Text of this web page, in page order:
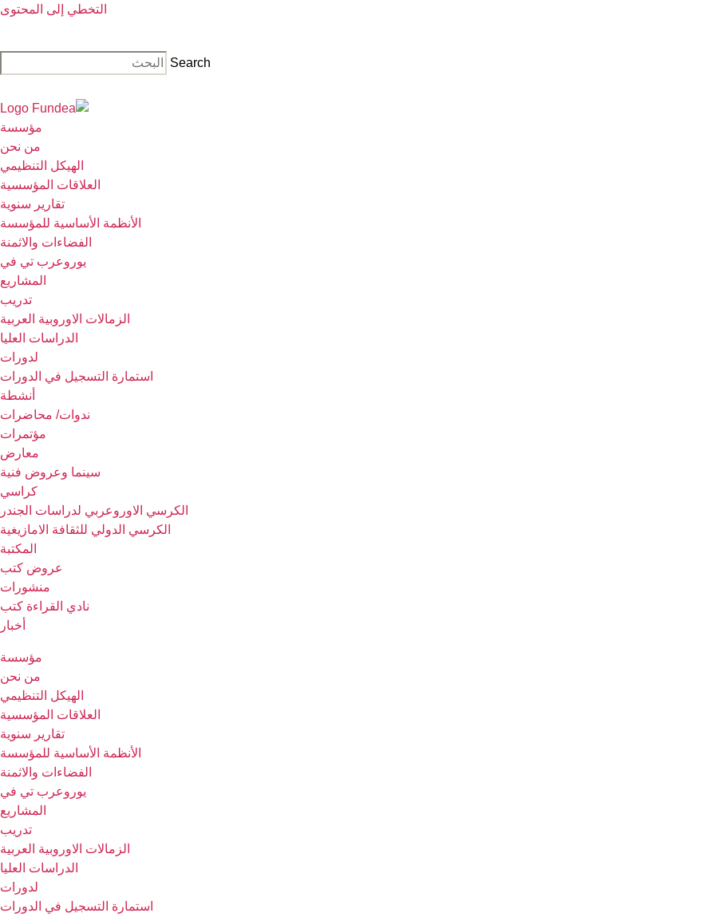
التخطي إلى المحتوى
Search
مؤسسة
من نحن
الهيكل التنظيمي
العلاقات المؤسسية
تقارير سنوية
الأنظمة الأساسية للمؤسسة
الفضاءات والاثمنة
يوروعرب تي في
المشاريع
تدريب
الزمالات الاوروبية العربية
الدراسات العليا
لدورات
استمارة التسجيل في الدورات
أنشطة
ندوات/ محاضرات
مؤتمرات
معارض
سينما وعروض فنية
كراسي
الكرسي الاوروعربي لدراسات الجندر
الكرسي الدولي للثقافة الامازيغية
المكتبة
عروض كتب
منشورات
نادي القراءة كتب
أخبار
مؤسسة
من نحن
الهيكل التنظيمي
العلاقات المؤسسية
تقارير سنوية
الأنظمة الأساسية للمؤسسة
الفضاءات والاثمنة
يوروعرب تي في
المشاريع
تدريب
الزمالات الاوروبية العربية
الدراسات العليا
لدورات
استمارة التسجيل في الدورات